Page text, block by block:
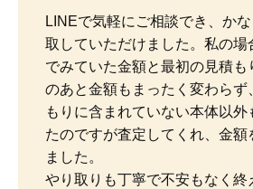
LINEで気軽にご相談でき、か
取していただけました。私の場
でみていた金額と最初の見積も
のあと金額もまったく変わらず
もりに含まれていない本体以外
たのですが査定してくれ、金額
ました。
やり取りも丁寧で不安もなく終